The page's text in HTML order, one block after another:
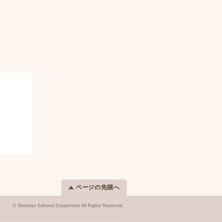
ページの先頭へ
© Shizenjin Editorial Department All Rights Reserved.